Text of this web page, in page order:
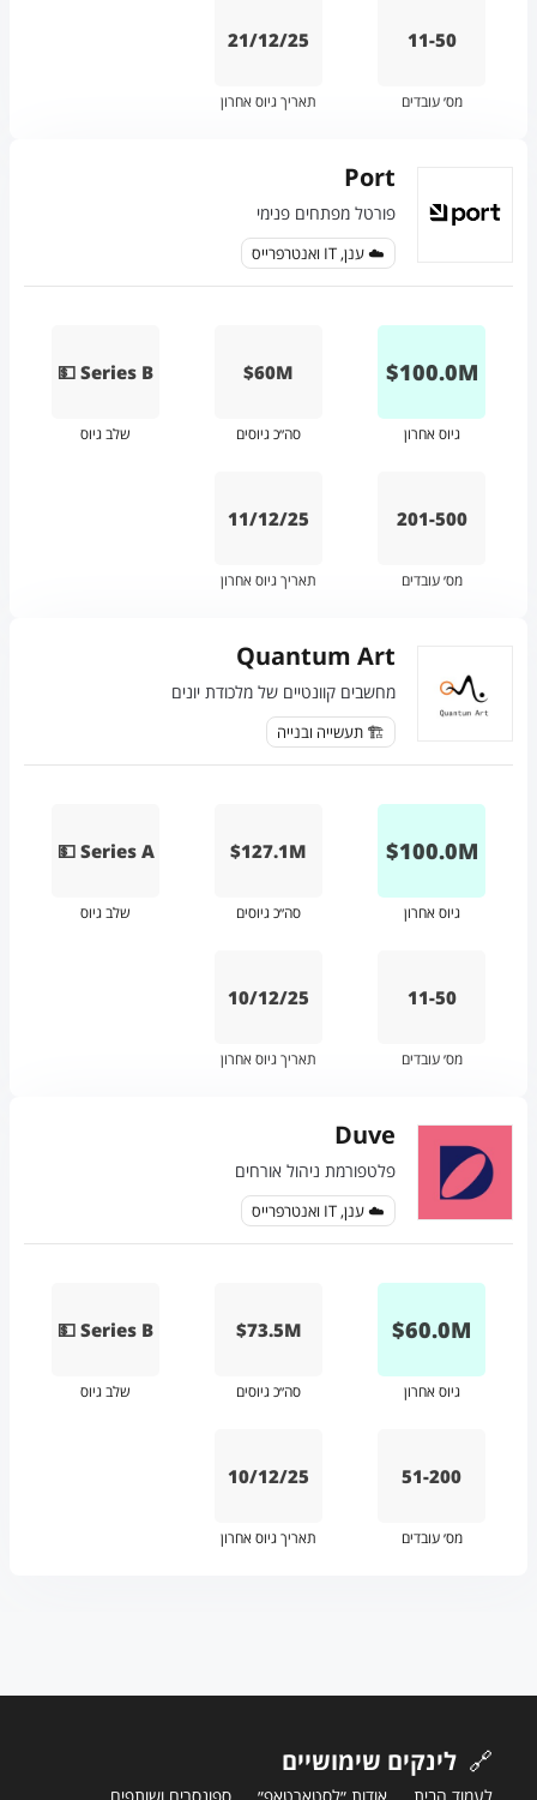
11-50
מס׳ עובדים
21/12/25
תאריך גיוס אחרון
Port
פורטל מפתחים פנימי
☁️ ענן, IT ואנטרפרייס
M
100.0
$
גיוס אחרון
$60M
סה״כ גיוסים
💵 Series B
שלב גיוס
201-500
מס׳ עובדים
11/12/25
תאריך גיוס אחרון
Quantum Art
מחשבים קוונטיים של מלכודת יונים
🏗️ תעשייה ובנייה
M
100.0
$
גיוס אחרון
$127.1M
סה״כ גיוסים
💵 Series A
שלב גיוס
11-50
מס׳ עובדים
10/12/25
תאריך גיוס אחרון
Duve
פלטפורמת ניהול אורחים
☁️ ענן, IT ואנטרפרייס
M
60.0
$
גיוס אחרון
$73.5M
סה״כ גיוסים
💵 Series B
שלב גיוס
51-200
מס׳ עובדים
10/12/25
תאריך גיוס אחרון
🔗 לינקים שימושיים